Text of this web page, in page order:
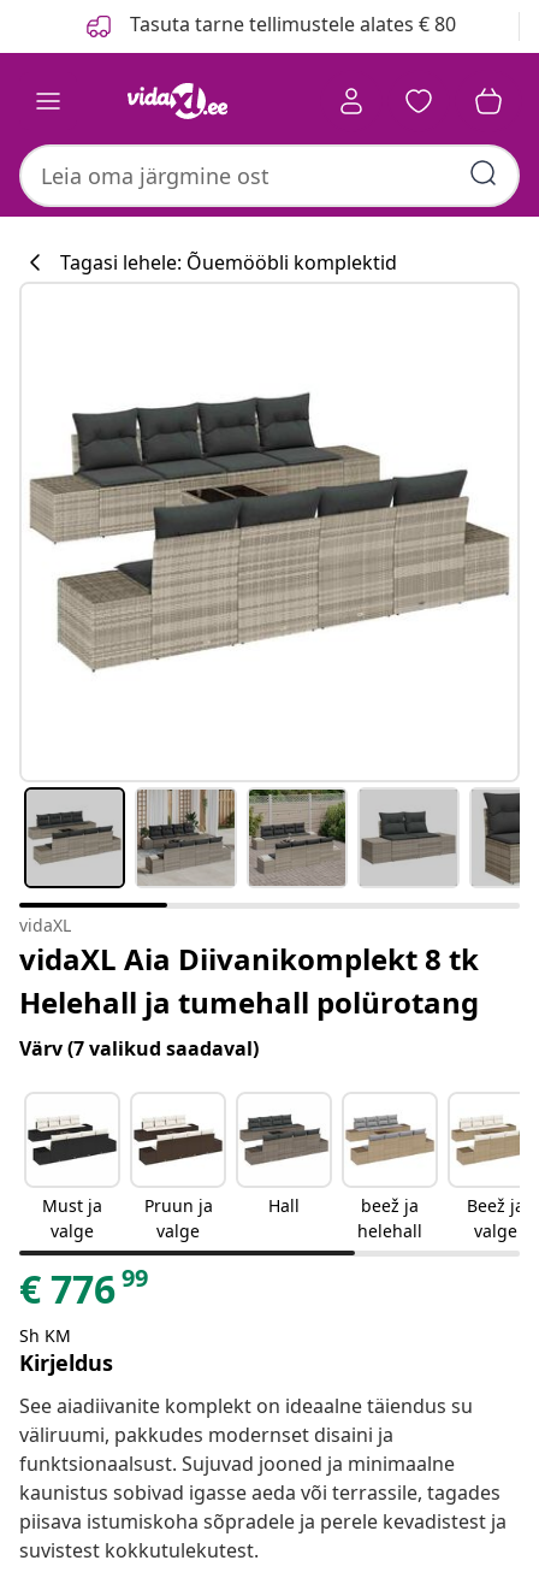
Tasuta tarne tellimustele alates € 80
#sharemevidaxl
Tagasi lehele: Õuemööbli komplektid
vidaXL
vidaXL Aia Diivanikomplekt 8 tk
Helehall ja tumehall polürotang
Värv(7 valikud saadaval)
Must ja
valge
Pruun ja
valge
Hall
beež ja
helehall
Beež ja
valge
€77699
Sh KM
Kirjeldus
See aiadiivanite komplekt on ideaalne täiendus su
väliruumi, pakkudes modernset disaini ja
funktsionaalsust. Sujuvad jooned ja minimaalne
kaunistus sobivad igasse aeda või terrassile, tagades
piisava istumiskoha sõpradele ja perele kevadistest ja
suvistest kokkutulekutest.